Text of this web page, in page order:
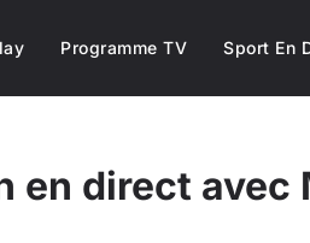
Programme TV Sport En
en direct avec